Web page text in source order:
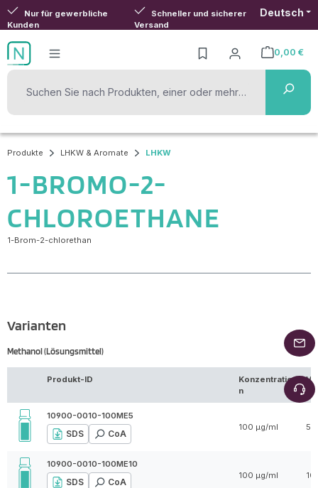
Zum Hauptinhalt springen
Nur für gewerbliche
Kunden
Schneller und sicherer
Versand
Deutsch
0,00 €
Warenkorb
Produkte LHKW & Aromate LHKW
1-BROMO-2-
CHLOROETHANE
1-Brom-2-chlorethan
Varianten
Methanol (Lösungsmittel)
Produkt-ID
Konzentratio
n
10900-0010-100ME5
SDS CoA
100 µg/ml 5
10900-0010-100ME10
SDS CoA
100 µg/ml 10